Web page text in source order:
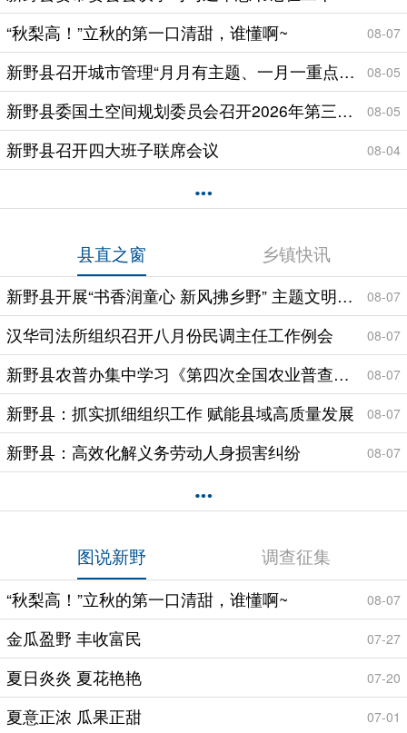
“秋梨高！”立秋的第一口清甜，谁懂啊~ 08-07
新野县召开城市管理“月月有主题、一月一重点”专项整治行动动员部署会议 08-05
新野县委国土空间规划委员会召开2026年第三次全体会议 08-05
新野县召开四大班子联席会议 08-04
县直之窗 乡镇快讯
新野县开展“书香润童心 新风拂乡野” 主题文明实践研学活动 08-07
汉华司法所组织召开八月份民调主任工作例会 08-07
新野县农普办集中学习《第四次全国农业普查方案》 08-07
新野县：抓实抓细组织工作 赋能县域高质量发展 08-07
新野县：高效化解义务劳动人身损害纠纷 08-07
图说新野 调查征集
“秋梨高！”立秋的第一口清甜，谁懂啊~ 08-07
金瓜盈野 丰收富民 07-27
夏日炎炎 夏花艳艳 07-20
夏意正浓 瓜果正甜 07-01